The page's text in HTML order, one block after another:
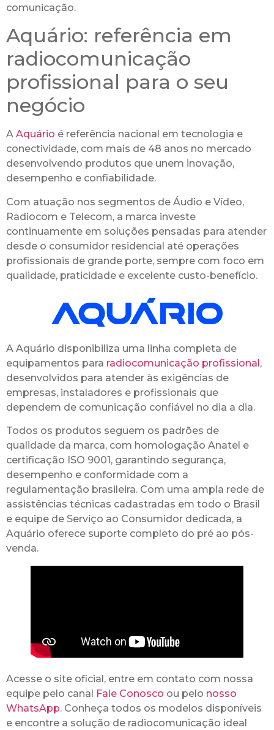
comunicação.
Aquário: referência em
radiocomunicação
profissional para o seu
negócio
A Aquário é referência nacional em tecnologia e
conectividade, com mais de 48 anos no mercado
desenvolvendo produtos que unem inovação,
desempenho e confiabilidade.
Com atuação nos segmentos de Áudio e Vídeo,
Radiocom e Telecom, a marca investe
continuamente em soluções pensadas para atender
desde o consumidor residencial até operações
profissionais de grande porte, sempre com foco em
qualidade, praticidade e excelente custo-benefício.
A Aquário disponibiliza uma linha completa de
equipamentos para radiocomunicação profissional,
desenvolvidos para atender às exigências de
empresas, instaladores e profissionais que
dependem de comunicação confiável no dia a dia.
Todos os produtos seguem os padrões de
qualidade da marca, com homologação Anatel e
certificação ISO 9001, garantindo segurança,
desempenho e conformidade com a
regulamentação brasileira. Com uma ampla rede de
assistências técnicas cadastradas em todo o Brasil
e equipe de Serviço ao Consumidor dedicada, a
Aquário oferece suporte completo do pré ao pós-
venda.
Acesse o site oficial, entre em contato com nossa
equipe pelo canal
Fale Conosco ou pelo nosso
WhatsApp. Conheça todos os modelos disponíveis
e encontre a solução de radiocomunicação ideal